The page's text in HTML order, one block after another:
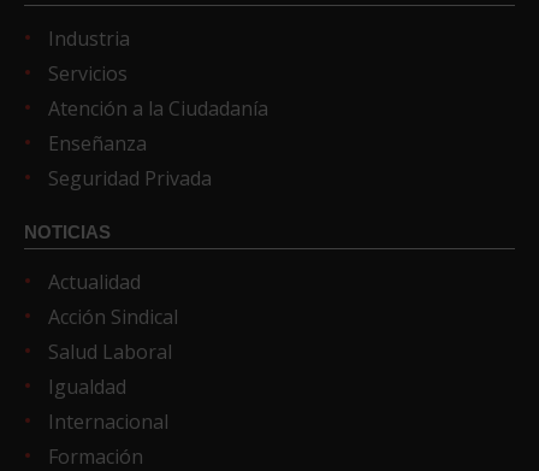
Industria
Servicios
Atención a la Ciudadanía
Enseñanza
Seguridad Privada
NOTICIAS
Actualidad
Acción Sindical
Salud Laboral
Igualdad
Internacional
Formación